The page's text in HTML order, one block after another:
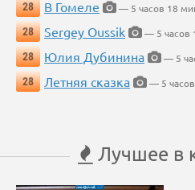
28
В Гомеле
— 5 часов 18
28
Sergey Oussik
— 5 часов
28
Юлия Дубинина
— 5
28
Летняя сказка — 5
Лучшее в